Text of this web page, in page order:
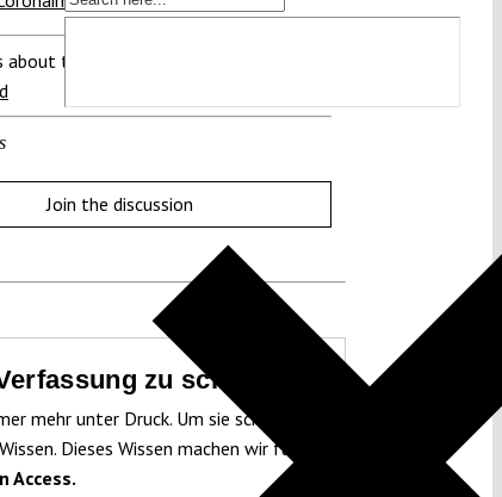
this region:
Join the discussion
zu schützen!
mehr unter Druck. Um sie schützen
Dieses Wissen machen wir für
Access.